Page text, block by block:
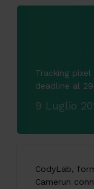
Tracking pixel
deadline al
9 Luglio
CodyLab,
Camerun